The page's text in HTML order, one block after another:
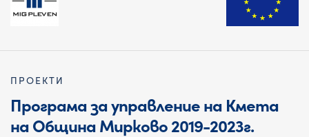
ПРОЕКТИ
Програма за управление на Кмета
на Община Мирково 2019-2023г.